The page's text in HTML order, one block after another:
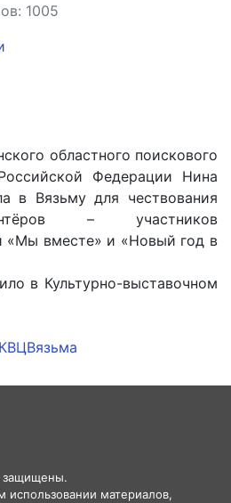
1005
областного поискового
Федерации Нина
в Вязьму для чествования
– участников
«Мы вместе» и «Новый год в
в Культурно-выставочном
защищены.
материалов,